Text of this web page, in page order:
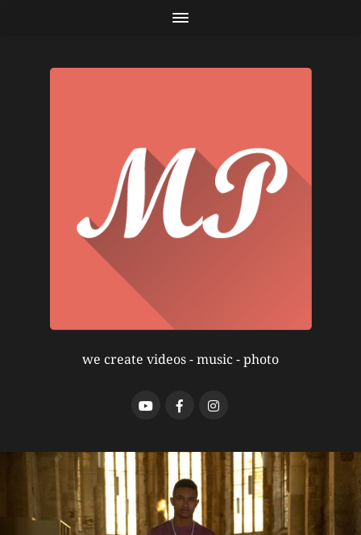
we create videos - music - photo